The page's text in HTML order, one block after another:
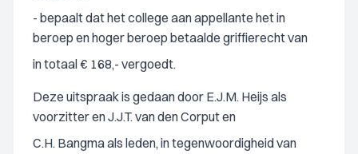
- bepaalt dat het college aan appellante het in
beroep en hoger beroep betaalde griffierecht van
in totaal € 168,- vergoedt.
Deze uitspraak is gedaan door E.J.M. Heijs als
voorzitter en J.J.T. van den Corput en
C.H. Bangma als leden, in tegenwoordigheid van